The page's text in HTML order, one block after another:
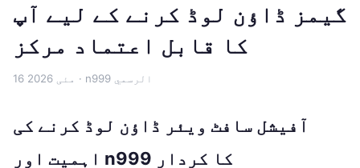
گیمز ڈاؤن لوڈ کرنے کے لیے آپ
کا قابل اعتماد مرکز
16 مئی 2026 · n999 الرسمي
آفیشل سافٹ ویئر ڈاؤن لوڈ کرنے کی
اہمیت اور n999 کا کردار